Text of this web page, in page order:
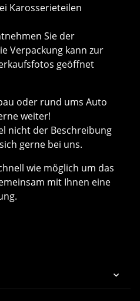
Karosserieteilen
Sie der
Verpackung kann zur
geöffnet
oder rund ums Auto
weiter!
nicht der Beschreibung
gerne bei uns.
wie möglich um das
mit Ihnen eine